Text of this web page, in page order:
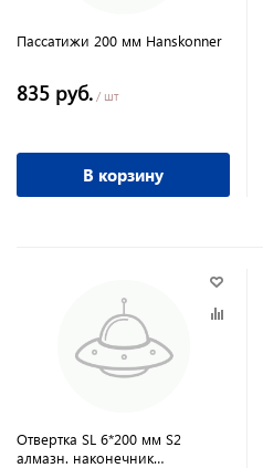
Пассатижи 200 мм Hanskonner
835 руб. / шт
В корзину
Отвертка SL 6*200 мм S2
алмазн. наконечник